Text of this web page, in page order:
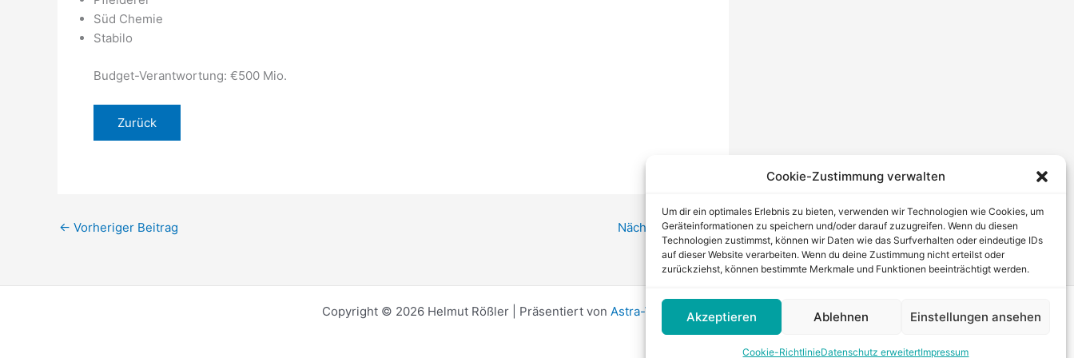
Cookie-Zustimmung verwalten
Um dir ein optimales Erlebnis zu bieten, verwenden wir Technologien wie Cookies, um
Geräteinformationen zu speichern und/oder darauf zuzugreifen. Wenn du diesen
Technologien zustimmst, können wir Daten wie das Surfverhalten oder eindeutige IDs
auf dieser Website verarbeiten. Wenn du deine Zustimmung nicht erteilst oder
zurückziehst, können bestimmte Merkmale und Funktionen beeinträchtigt werden.
Akzeptieren Ablehnen Einstellungen ansehen
Cookie-RichtlinieDatenschutz erweitertImpressum
Süd Chemie
Stabilo
Budget-Verantwortung: €500 Mio.
Zurück
← Vorheriger Beitrag Nächster Beitrag→
Copyright © 2026 Helmut Rößler | Präsentiert von Astra-WordPress-Theme